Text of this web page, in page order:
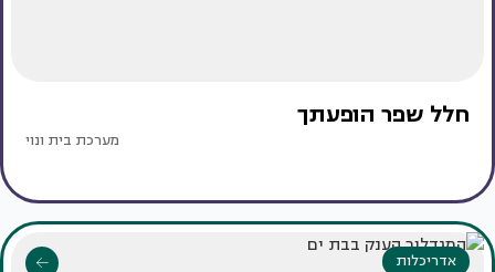
חלל שפר הופעתך
מערכת בית ונוי
אדריכלות